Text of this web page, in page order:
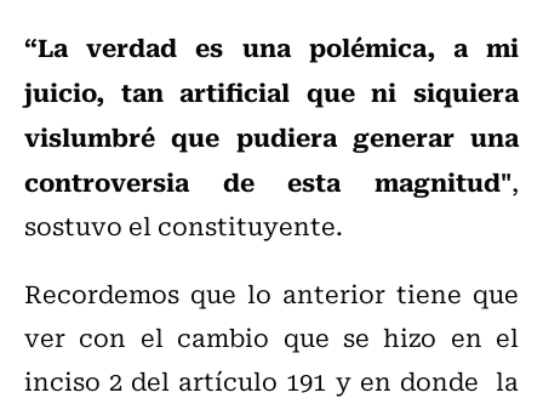
“La verdad es una polémica, a mi
juicio, tan artificial que ni siquiera
vislumbré que pudiera generar una
controversia de esta magnitud",
sostuvo el constituyente.
Recordemos que lo anterior tiene que
ver con el cambio que se hizo en el
inciso 2 del artículo 191 y en donde la